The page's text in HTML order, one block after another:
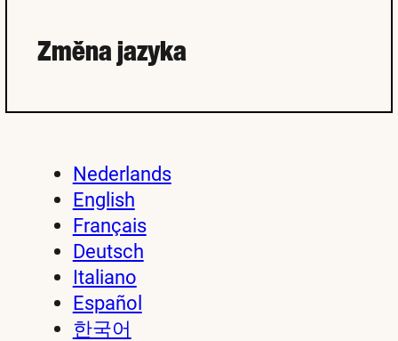
Změna jazyka
Nederlands
English
Français
Deutsch
Italiano
Español
한국어